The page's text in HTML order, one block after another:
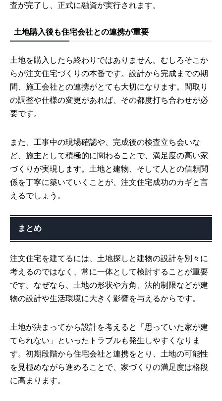
査が完了し、正式に融資が実行されます。
土地購入後も住宅会社との連携が重要
土地を購入したら終わりではありません。むしろそこか
らが注文住宅づくりの本番です。設計から完成までの期
間、施工会社との連携がとても大切になります。間取り
の調整や仕様の変更があれば、その都度打ち合わせが必
要です。
また、工事中の現場確認や、完成後の検査立ち会いな
ど、施主として積極的に関わることで、満足度の高い家
づくりが実現します。土地と建物、そして人との信頼関
係を丁寧に築いていくことが、注文住宅成功のカギと言
えるでしょう。
まとめ
注文住宅を建てるには、土地探しと建物の設計を別々に
考えるのではなく、常に一体として検討することが重要
です。なぜなら、土地の形状や方角、法的制限などが建
物の設計や生活環境に大きく影響を与えるからです。
土地が決まってから設計を考えると「思っていた家が建
てられない」といったトラブルも発生しやすくなりま
す。初期段階から住宅会社と連携をとり、土地の可能性
を見極めながら進めることで、家づくりの満足度は格段
に高まります。